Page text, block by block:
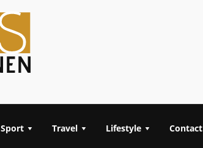
Sport Travel Lifestyle Contact